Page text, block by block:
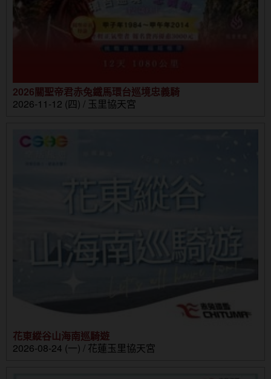
2026關聖帝君赤兔鐵馬環台巡境忠義騎
2026-11-12 (四) / 玉里協天宮
花東縱谷山海南巡騎遊
2026-08-24 (一) / 花蓮玉里協天宮